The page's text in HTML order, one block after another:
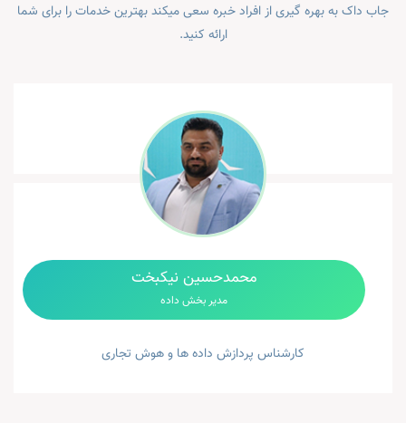
جاب داک به بهره گیری از افراد خبره سعی میکند بهترین خدمات را برای شما
ارائه کنید.
محمدحسین نیکبخت
مدیر بخش داده
کارشناس پردازش داده ها و هوش تجاری